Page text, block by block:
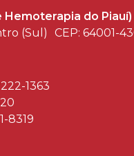
do Piauí)
(Sul) CEP: 64001-
1363
8319